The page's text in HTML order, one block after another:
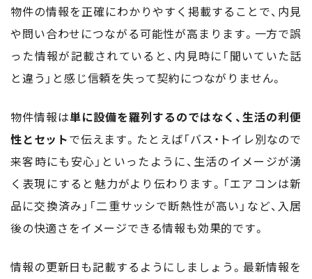
物件の情報を正確にわかりやすく掲載することで、内見
や問い合わせにつながる可能性が高まります。一方で誤
った情報が記載されていると、内見時に「聞いていた話
と違う」と感じ信頼を失って契約につながりません。
物件情報は単に設備を羅列するのではなく、生活の利便
性とセットで伝えます。たとえば「バス・トイレ別なので
来客時にも安心」といったように、生活のイメージが湧
く表現にすると魅力がより伝わります。「エアコンは新
品に交換済み」「二重サッシで断熱性が高い」など、入居
後の快適さをイメージできる情報も効果的です。
情報の更新日も記載するようにしましょう。最新情報を